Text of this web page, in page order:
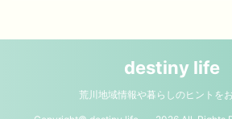
destiny life
荒川地域情報や暮らしのヒントを